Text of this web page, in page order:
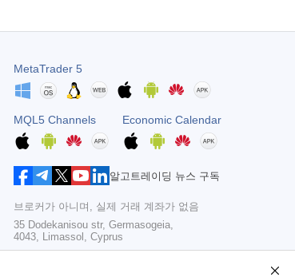
MetaTrader 5
MQL5 Channels Economic Calendar
알고트레이딩 뉴스 구독
브로커가 아니며, 실제 거래 계좌가 없음
35 Dodekanisou str, Germasogeia,
4043, Limassol, Cyprus